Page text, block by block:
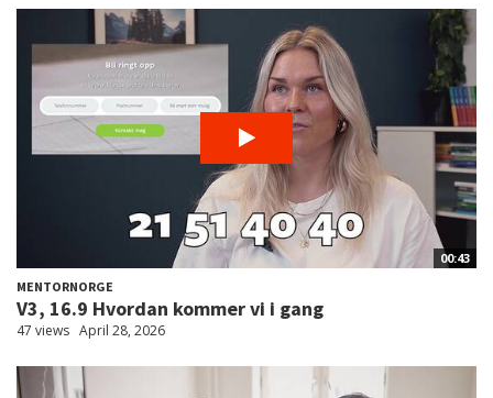
00:43
MENTORNORGE
V3, 16.9 Hvordan kommer vi i gang
47 views April 28, 2026